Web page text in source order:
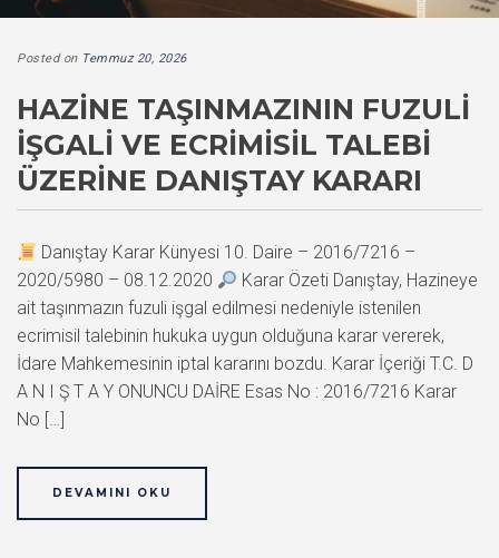
Posted on Temmuz 20, 2026
HAZINE TAŞINMAZININ FUZULI
İŞGALI VE ECRIMISIL TALEBI
ÜZERINE DANIŞTAY KARARI
Danıştay Karar Künyesi 10. Daire – 2016/7216 –
2020/5980 – 08.12.2020
Karar Özeti Danıştay, Hazineye
ait taşınmazın fuzuli işgal edilmesi nedeniyle istenilen
ecrimisil talebinin hukuka uygun olduğuna karar vererek,
İdare Mahkemesinin iptal kararını bozdu. Karar İçeriği T.C. D
A N I Ş T A Y ONUNCU DAİRE Esas No : 2016/7216 Karar
No […]
DEVAMINI OKU